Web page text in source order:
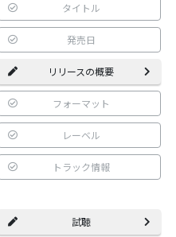
タイトル
発売日
リリースの概要
フォーマット
レーベル
トラック情報
試聴